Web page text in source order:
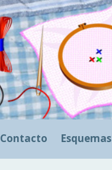
Contacto Esquemas